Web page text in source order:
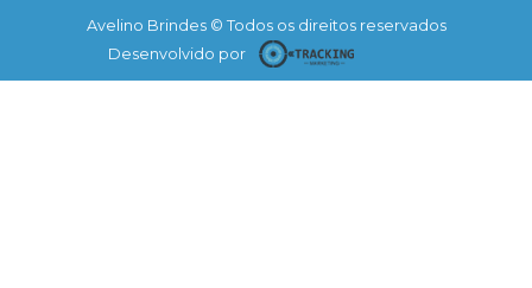
Avelino Brindes © Todos os direitos reservados
Desenvolvido por